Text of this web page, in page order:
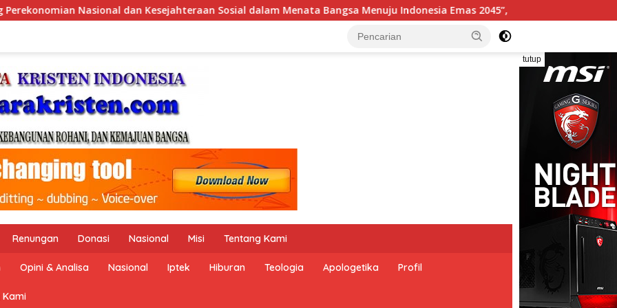
Sosial dalam Menata Bangsa Menuju Indonesia Emas 2045”, Pemerintah Indonesia dan Perserikatan Bangsa-
tutup
Renungan Donasi Nasional Misi Tentang Kami
Opini & Analisa Nasional Iptek Hiburan Teologia Apologetika Profil
Kami